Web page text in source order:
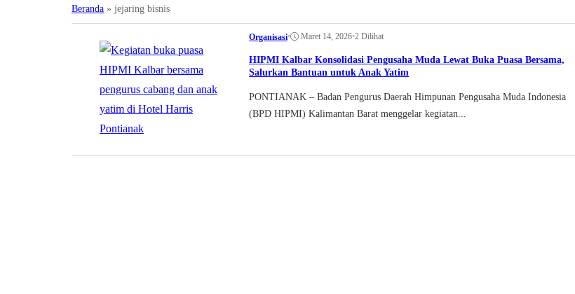
Beranda » jejaring bisnis
Organisasi• Maret 14, 2026•2 Dilihat
HIPMI Kalbar Konsolidasi Pengusaha Muda Lewat Buka Puasa Bersama,
Salurkan Bantuan untuk Anak Yatim
PONTIANAK – Badan Pengurus Daerah Himpunan Pengusaha Muda Indonesia
(BPD HIPMI) Kalimantan Barat menggelar kegiatan...